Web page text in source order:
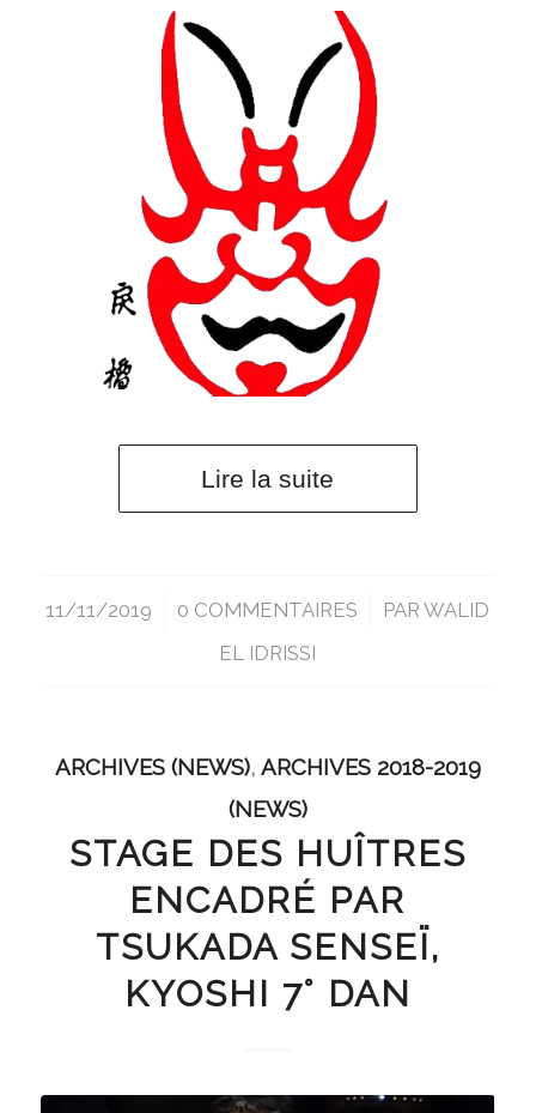
Lire la suite
11/11/2019
/ 0 COMMENTAIRES
/ PARWALID
EL IDRISSI
ARCHIVES (NEWS), ARCHIVES 2018-2019
(NEWS)
STAGE DES HUÎTRES
ENCADRÉ PAR
TSUKADA SENSEÏ,
KYOSHI 7° DAN